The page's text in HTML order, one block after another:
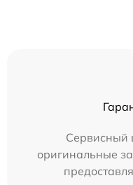
Сервисный
оригинальные